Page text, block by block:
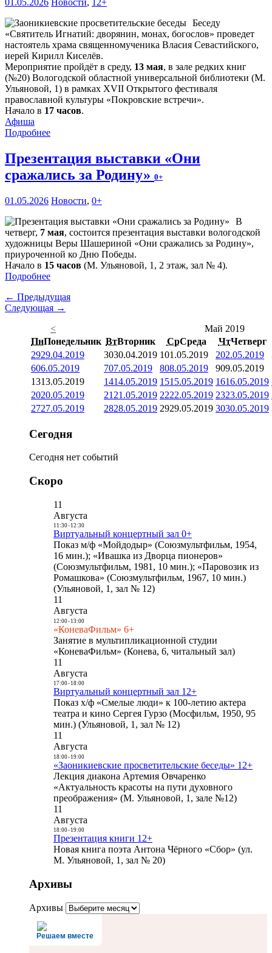
01.05.2026 Новости,
12+
Беседу
«Святитель Игнатий: дворянин, монах, богослов» проведет
настоятель храма священномученика Власия Севастийского,
иерей Кирилл Киселёв.
Мероприятие пройдёт в среду, 13 мая, в зале редких книг
(№20) Вологодской областной универсальной библиотеки (М.
Ульяновой, 1) в рамках XVII Открытого фестиваля
православной культуры «Покровские встречи».
Начало в 17 часов.
Афиша
Подробнее
Презентация выставки «Они
сражались за Родину» 0+
01.05.2026 Новости, 0+
В
четверг, 7 мая, состоится презентация выставки вологодской
художницы Веры Шашериной «Они сражались за Родину»,
приуроченной ко Дню Победы.
Начало в 15 часов (М. Ульяновой, 1, 2 этаж, зал № 4).
Подробнее
← Предыдущая
Следующая →
<
Май 2019
ПнПонедельник ВтВторник СрСреда ЧтЧетверг
2929.04.2019 3030.04.2019 101.05.2019 202.05.2019
606.05.2019 707.05.2019 808.05.2019 909.05.2019
1313.05.2019 1414.05.2019 1515.05.2019 1616.05.2019
2020.05.2019 21 21.05.2019 2222.05.2019 2323.05.2019
2727.05.2019 2828.05.2019 2929.05.2019 3030.05.2019
Сегодня
Сегодня нет событий
Скоро
11
Августа
11:30- 12:30
Виртуальный концертный зал 0+
Показ м/ф «Мойдодыр» (Союзмультфильм, 1954,
16 мин.); «Ивашка из Дворца пионеров»
(Союзмультфильм, 1981, 10 мин.); «Паровозик из
Ромашкова» (Союзмультфильм, 1967, 10 мин.)
(Ульяновой, 1, зал № 12)
11
Августа
12:00- 13:00
«КоневаФильм» 6+
Занятие в мультипликационной студии
«КоневаФильм» (Конева, 6, читальный зал)
11
Августа
17:00- 18:00
Виртуальный концертный зал 12+
Показ х/ф «Смелые люди» к 100-летию актера
театра и кино Сергея Гурзо (Мосфильм, 1950, 95
мин.) (Ульяновой, 1, зал № 12)
11
Августа
18:00- 19:00
«Заоникиевские просветительские беседы» 12+
Лекция диакона Артемия Овчаренко
«Актуальность красоты на пути духовного
преображения» (М. Ульяновой, 1, зале №12)
11
Августа
18:00- 19:00
Презентация книги 12+
Новая книга поэта Антона Чёрного «Сбор» (ул.
М. Ульяновой, 1, зал № 20)
Архивы
Архивы
Решаем вместе